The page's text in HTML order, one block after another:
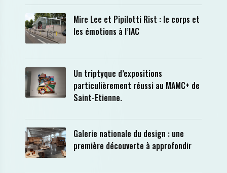
Mire Lee et Pipilotti Rist : le corps et
les émotions à l’IAC
Un triptyque d’expositions
particulièrement réussi au MAMC+ de
Saint-Etienne.
Galerie nationale du design : une
première découverte à approfondir